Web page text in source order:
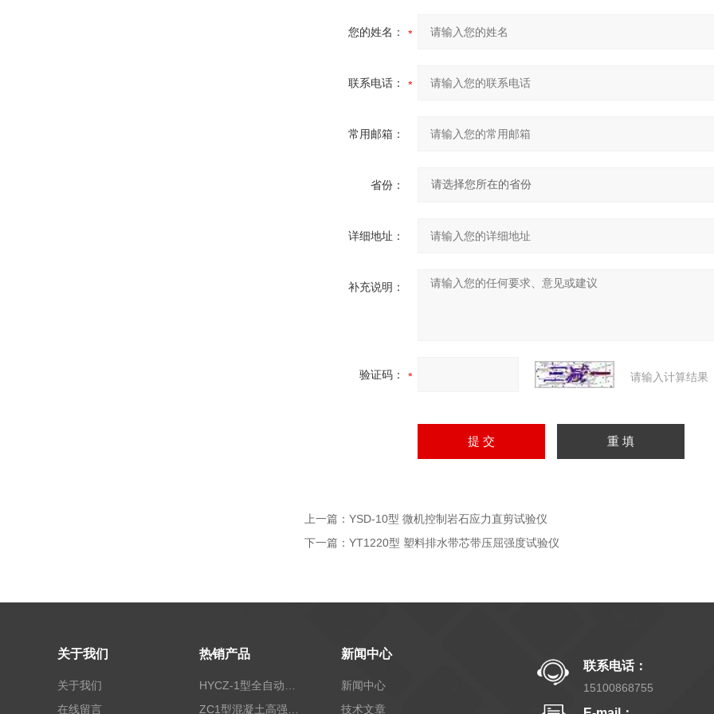
您的姓名：
联系电话：
常用邮箱：
省份：
详细地址：
补充说明：
验证码： 请输入计算结果
上一篇： YSD-10型 微机控制岩石应力直剪试验仪
下一篇： YT1220型 塑料排水带芯带压屈强度试验仪
关于我们
关于我们
在线留言
热销产品 新闻中心
新闻中心
技术文章
联系电话：
15100868755